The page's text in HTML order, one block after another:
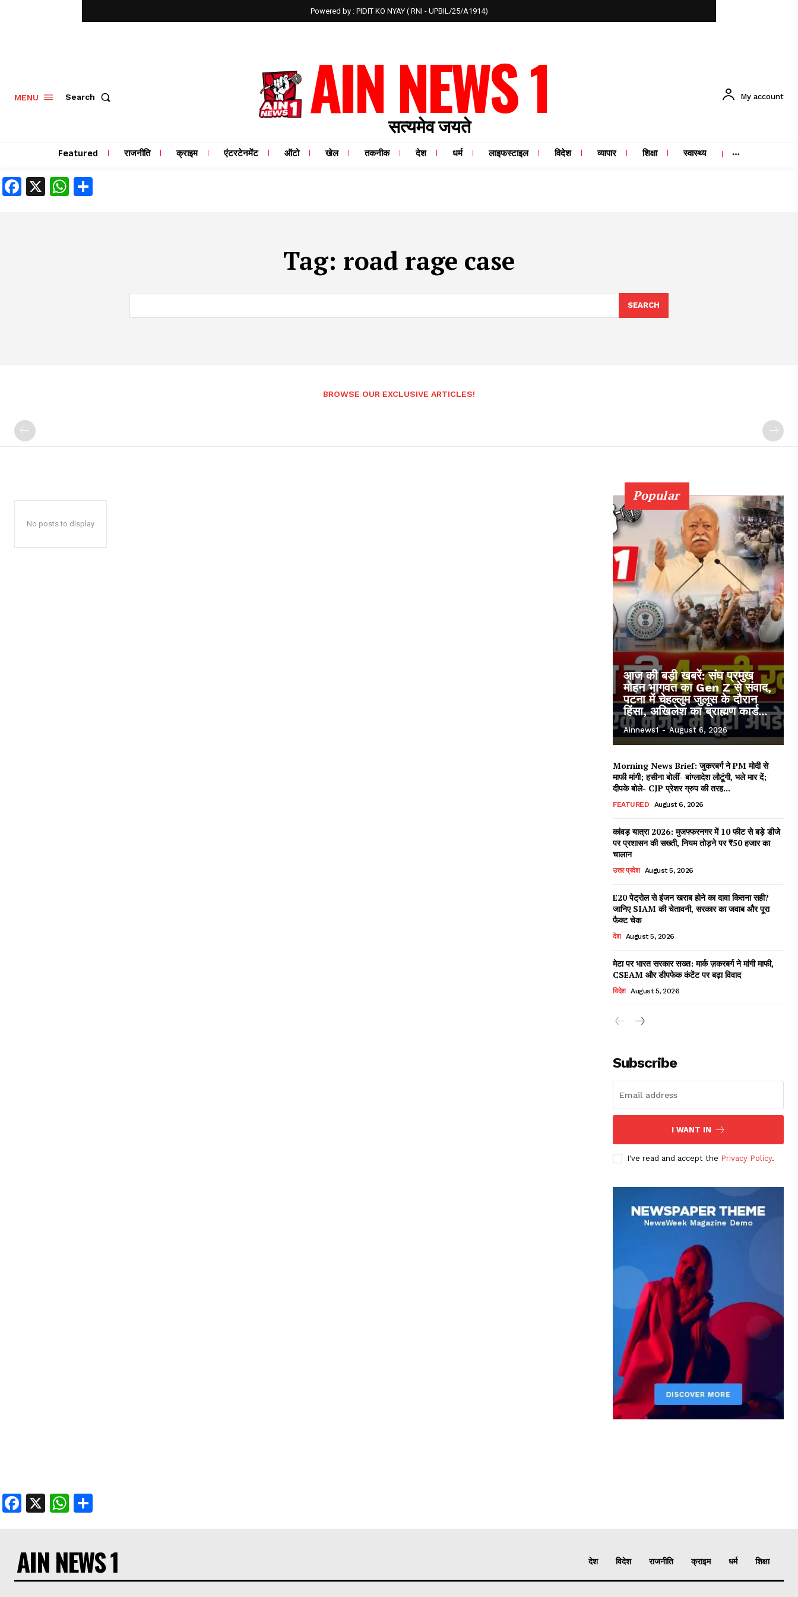
Powered by : PIDIT KO NYAY ( RNI - UPBIL/25/A1914)
MENU Search AIN NEWS 1
सत्यमेव जयते
My account
Featured राजनीति क्राइम एंटरटेनमेंट ऑटो खेल तकनीक देश धर्म लाइफस्टाइल विदेश व्यापार शिक्षा स्वास्थ्य
Facebook
X WhatsApp
Tag: road rage case
SEARCH
BROWSE OUR EXCLUSIVE ARTICLES!
No posts to display
Popular
आज की बड़ी खबरें: संघ प्रमुख
मोहन भागवत का Gen Z से संवाद,
पटना में चेहल्लुम जुलूस के दौरान
हिंसा, अखिलेश का ब्राह्मण कार्ड...
Ainnews1 - August 6, 2026
Morning News Brief: जुकरबर्ग ने PM मोदी से
माफी मांगी; हसीना बोलीं- बांग्लादेश लौटूंगी, भले मार दें;
दीपके बोले- CJP प्रेशर ग्रुप की तरह...
FEATURED August 6, 2026
कांवड़ यात्रा 2026: मुजफ्फरनगर में 10 फीट से बड़े डीजे
पर प्रशासन की सख्ती, नियम तोड़ने पर ₹50 हजार का
चालान
उत्तर प्रदेश August 5, 2026
E20 पेट्रोल से इंजन खराब होने का दावा कितना सही?
जानिए SIAM की चेतावनी, सरकार का जवाब और पूरा
फैक्ट चेक
देश August 5, 2026
मेटा पर भारत सरकार सख्त: मार्क ज़करबर्ग ने मांगी माफी,
CSEAM और डीपफेक कंटेंट पर बढ़ा विवाद
विदेश August 5, 2026
Subscribe
I WANT IN
I've read and accept the Privacy Policy.
Facebook
X WhatsApp
AIN NEWS 1 देश विदेश राजनीति क्राइम धर्म शिक्षा